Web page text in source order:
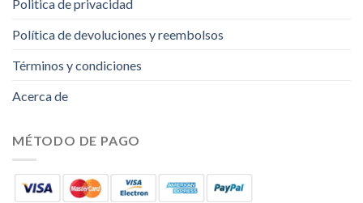
Politica de privacidad
Política de devoluciones y reembolsos
Términos y condiciones
Acerca de
MÉTODO DE PAGO